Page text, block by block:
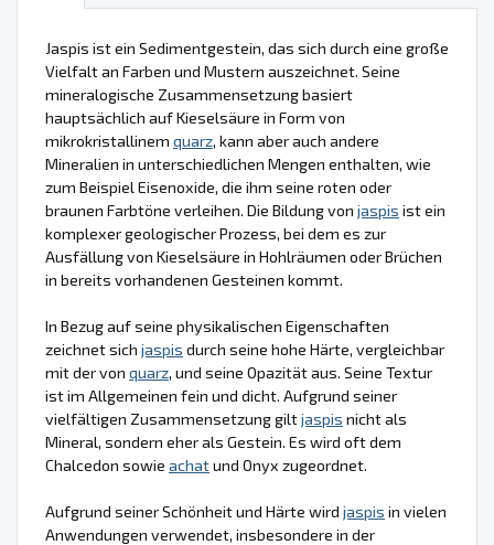
Jaspis ist ein Sedimentgestein, das sich durch eine große
Vielfalt an Farben und Mustern auszeichnet. Seine
mineralogische Zusammensetzung basiert
hauptsächlich auf Kieselsäure in Form von
mikrokristallinem quarz, kann aber auch andere
Mineralien in unterschiedlichen Mengen enthalten, wie
zum Beispiel Eisenoxide, die ihm seine roten oder
braunen Farbtöne verleihen. Die Bildung von jaspis ist ein
komplexer geologischer Prozess, bei dem es zur
Ausfällung von Kieselsäure in Hohlräumen oder Brüchen
in bereits vorhandenen Gesteinen kommt.
In Bezug auf seine physikalischen Eigenschaften
zeichnet sich jaspis durch seine hohe Härte, vergleichbar
mit der von quarz, und seine Opazität aus. Seine Textur
ist im Allgemeinen fein und dicht. Aufgrund seiner
vielfältigen Zusammensetzung giltjaspis nicht als
Mineral, sondern eher als Gestein. Es wird oft dem
Chalcedon sowie achatund Onyx zugeordnet.
Aufgrund seiner Schönheit und Härte wird jaspis in vielen
Anwendungen verwendet, insbesondere in der